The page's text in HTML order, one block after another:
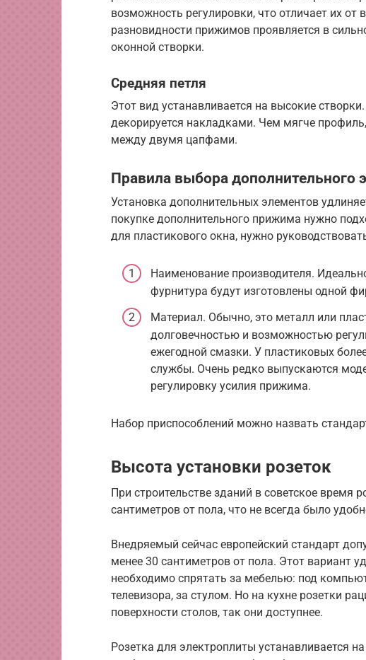
возможность регулировки, что отличает их
разновидности прижимов проявляется в
оконной створки.
Средняя петля
Этот вид устанавливается на высокие
декорируется накладками. Чем мягче
между двумя цапфами.
Правила выбора дополнительного
Установка дополнительных элементов
покупке дополнительного прижима нужно
для пластикового окна, нужно
Наименование производителя.
фурнитура будут изготовлены одной
Материал. Обычно, это металл или
долговечностью и возможностью
ежегодной смазки. У пластиковых
службы. Очень редко выпускаются
регулировку усилия прижима.
Набор приспособлений можно назвать
Высота установки розеток
При строительстве зданий в советское время
сантиметров от пола, что не всегда было
Внедряемый сейчас европейский стандарт
менее 30 сантиметров от пола. Этот вариант
необходимо спрятать за мебелью: под
телевизора, за стулом. Но на кухне розетки
поверхности столов, так они доступнее.
Розетка для электроплиты устанавливается